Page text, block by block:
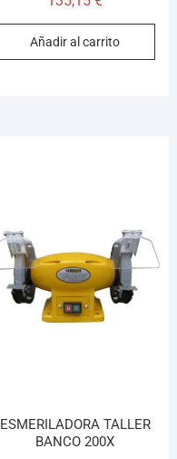
Añadir al carrito
ESMERILADORA TALLER
BANCO 200X